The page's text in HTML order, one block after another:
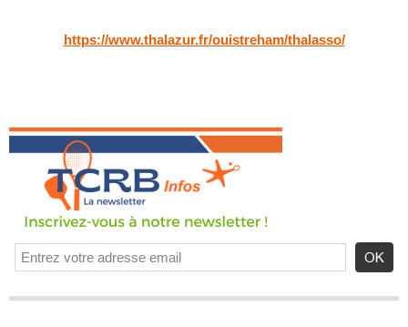
https://www.thalazur.fr/ouistreham/thalasso/